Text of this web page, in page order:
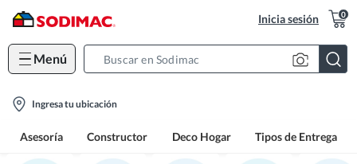
Inicia sesión 0
Menú
location-
Ingresa tu ubicación
Asesoría Constructor Deco Hogar Tipos de Entrega